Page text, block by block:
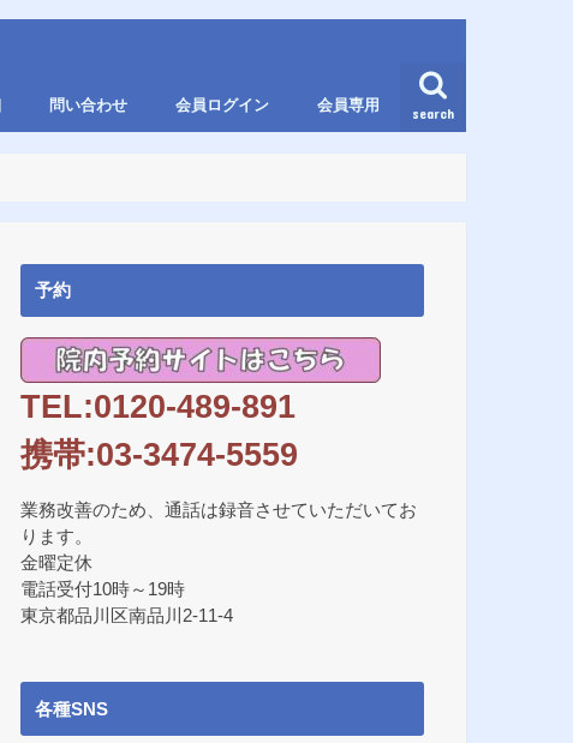
search
問い合わせ 会員ログイン 会員専用
予約
TEL:0120-489-891
携帯:03-3474-5559
業務改善のため、通話は録音させていただいてお
ります。
金曜定休
電話受付10時～19時
東京都品川区南品川2-11-4
各種SNS